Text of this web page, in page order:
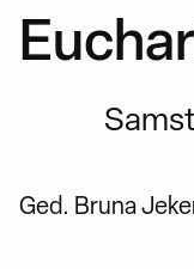
Ged. Bruna